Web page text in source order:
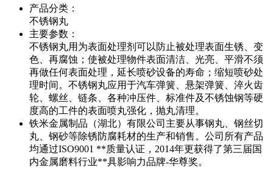
产品分类：
不锈钢丸
主要参数：
不锈钢丸用为表面处理剂可以防止被处理表面生锈、变
色、再腐蚀；使被处理物件表面清洁、光亮、平滑不须
再做任何表面处理，延长喷砂设备的寿命；缩短喷砂处
理时间。不锈钢丸应用于汽车弹簧、悬架弹簧、淬火齿
轮、螺丝、链条、各种冲压件、标准件及不锈蚀钢等硬
度高的工件的表面喷丸强化，抛丸清理。
铁米金属制品（湖北）有限公司主要从事钢丸、钢丝切
丸、钢砂等除锈防腐耗材的生产和销售。公司所有产品
均通过ISO9001 **质量认证，2014年更获得了第三届国
内金属磨料行业**具影响力品牌-华尊奖。